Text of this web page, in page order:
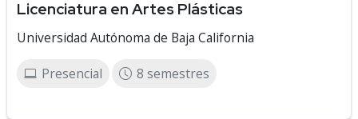
Licenciatura en Artes Plásticas
Universidad Autónoma de Baja California
Presencial 8 semestres